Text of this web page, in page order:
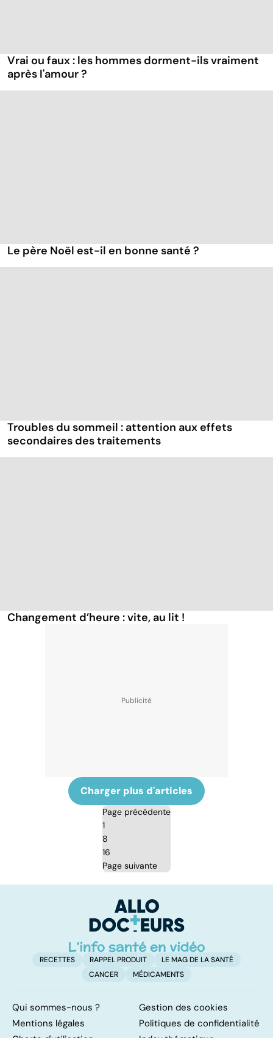
Vrai ou faux : les hommes dorment-ils vraiment
après l'amour ?
Le père Noël est-il en bonne santé ?
Troubles du sommeil : attention aux effets
secondaires des traitements
Changement d’heure : vite, au lit !
Charger plus d'articles
Page précédente
1
8
16
Page suivante
RECETTES RAPPEL PRODUIT
LE MAG DE LA SANTÉ
CANCER
MÉDICAMENTS
Qui sommes-nous ?
Gestion des cookies
Mentions légales
Politiques de confidentialité